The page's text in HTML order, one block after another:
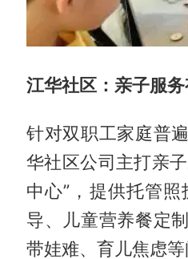
江华社区：亲子服
针对双职工家庭普
华社区公司主打亲
中心”，提供托管
导、儿童营养餐定
带娃难、育儿焦虑等